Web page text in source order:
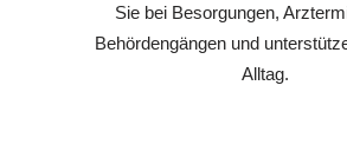
Sie bei Besorgungen,
Behördengängen und
Alltag.